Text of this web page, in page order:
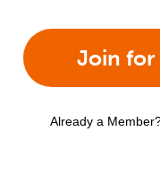
Join for
Already a